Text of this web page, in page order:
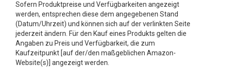
Sofern Produktpreise und Verfügbarkeiten angezeigt
werden, entsprechen diese dem angegebenen Stand
(Datum/Uhrzeit) und können sich auf der verlinkten Seite
jederzeit ändern. Für den Kauf eines Produkts gelten die
Angaben zu Preis und Verfügbarkeit, die zum
Kaufzeitpunkt [auf der/den maßgeblichen Amazon-
Website(s)] angezeigt werden.